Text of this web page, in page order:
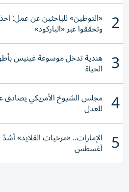
2 «التوطين» للباحثين عن عمل:
وتحققوا عبر «الباركود»
3 هندية تدخل موسوعة غينيس
الحياة
4 مجلس الشيوخ الأمريكي يصادق
للعدل
5 أغسطس